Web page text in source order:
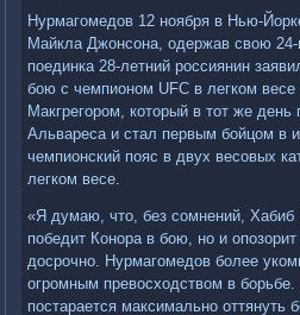
Нурмагомедов 12 ноября в Нью-
Майкла Джонсона, одержав свою
поединка 28-летний россиянин
бою с чемпионом UFC в легком
Макгрегором, который в тот же
Альвареса и стал первым бойцом в
чемпионский пояс в двух весовых
легком весе.
«Я думаю, что, без сомнений, Хабиб
победит Конора в бою, но и
досрочно. Нурмагомедов более
огромным превосходством в борьбе.
постарается максимально оттянуть